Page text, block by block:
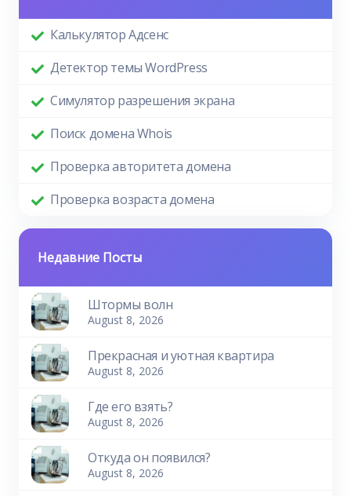
Калькулятор Адсенс
Детектор темы WordPress
Симулятор разрешения экрана
Поиск домена Whois
Проверка авторитета домена
Проверка возраста домена
Недавние Посты
Штормы волн
August 8, 2026
Прекрасная и уютная квартира
August 8, 2026
Где его взять?
August 8, 2026
Откуда он появился?
August 8, 2026